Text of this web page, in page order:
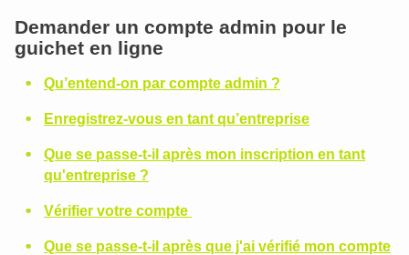
Demander un compte admin pour le
guichet en ligne
Qu’entend-on par compte admin ?
Enregistrez-vous en tant qu’entreprise
Que se passe-t-il après mon inscription en tant
qu'entreprise ?
Vérifier votre compte
Que se passe-t-il après que j'ai vérifié mon compte